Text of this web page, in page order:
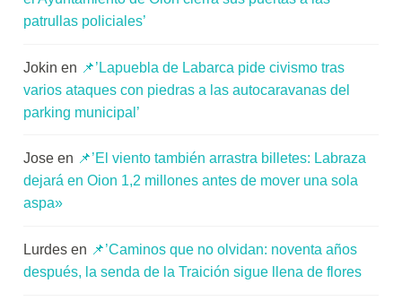
patrullas policiales’
Jokin en 📌’Lapuebla de Labarca pide civismo tras
varios ataques con piedras a las autocaravanas del
parking municipal’
Jose en 📌’El viento también arrastra billetes: Labraza
dejará en Oion 1,2 millones antes de mover una sola
aspa»
Lurdes en 📌’Caminos que no olvidan: noventa años
después, la senda de la Traición sigue llena de flores